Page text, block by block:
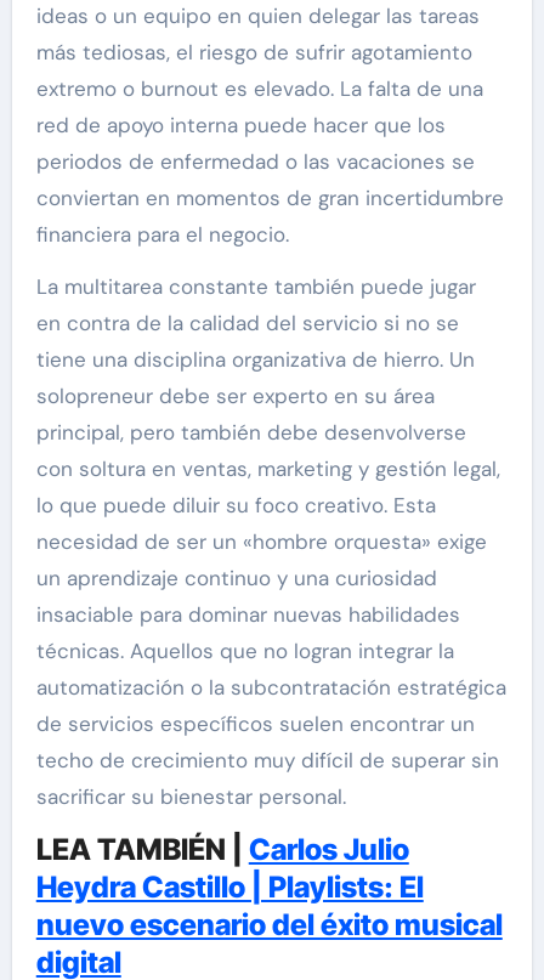
ideas o un equipo en quien delegar las tareas
más tediosas, el riesgo de sufrir agotamiento
extremo o burnout es elevado. La falta de una
red de apoyo interna puede hacer que los
periodos de enfermedad o las vacaciones se
conviertan en momentos de gran incertidumbre
financiera para el negocio.
La multitarea constante también puede jugar
en contra de la calidad del servicio si no se
tiene una disciplina organizativa de hierro. Un
solopreneur debe ser experto en su área
principal, pero también debe desenvolverse
con soltura en ventas, marketing y gestión legal,
lo que puede diluir su foco creativo. Esta
necesidad de ser un «hombre orquesta» exige
un aprendizaje continuo y una curiosidad
insaciable para dominar nuevas habilidades
técnicas. Aquellos que no logran integrar la
automatización o la subcontratación estratégica
de servicios específicos suelen encontrar un
techo de crecimiento muy difícil de superar sin
sacrificar su bienestar personal.
LEA TAMBIÉN | Carlos Julio
Heydra Castillo | Playlists: El
nuevo escenario del éxito musical
digital